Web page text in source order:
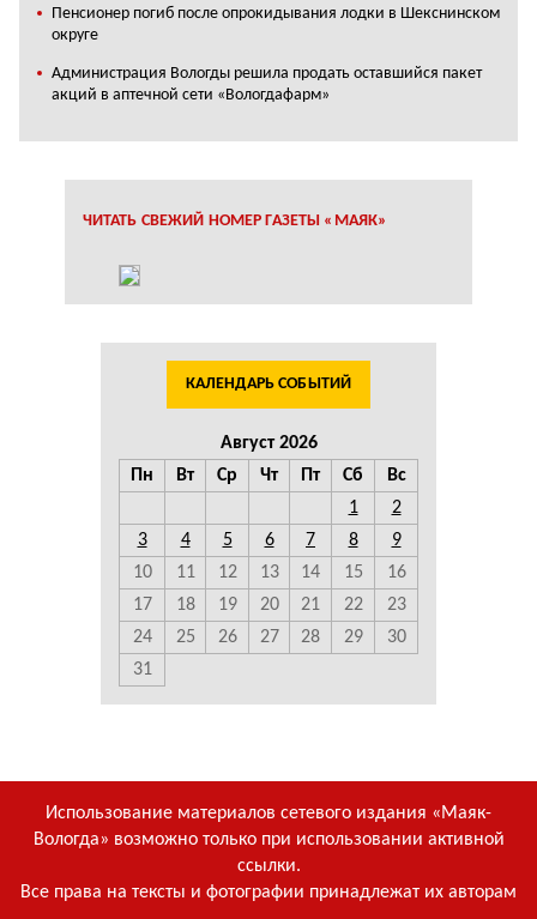
Пенсионер погиб после опрокидывания лодки в Шекснинском
округе
Администрация Вологды решила продать оставшийся пакет
акций в аптечной сети «Вологдафарм»
ЧИТАТЬ СВЕЖИЙ НОМЕР ГАЗЕТЫ «МАЯК»
КАЛЕНДАРЬ СОБЫТИЙ
Август 2026
Пн
Вт Ср Чт Пт Сб
Вс
1
2
3
4 5 6 7 8
9
10
11 12 13 14 15
16
17
18 19 20 21 22
23
24
25 26 27 28 29
30
31
Использование материалов сетевого издания «Маяк-
Вологда» возможно только при использовании активной
ссылки.
Все права на тексты и фотографии принадлежат их авторам